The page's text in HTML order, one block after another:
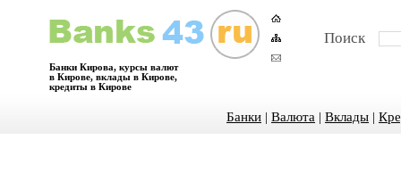
Банки Кирова, курсы валют
в Кирове, вклады в Кирове,
кредиты в Кирове
Поиск
Банки | Валюта | Вклады |